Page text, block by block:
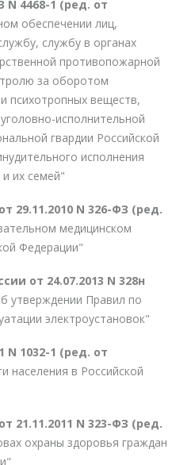
N 4468-1 (ред. от
обеспечении лиц,
службу в органах
противопожарной
за оборотом
психотропных веществ,
исполнительной
гвардии Российской
исполнения
их семей"
29.11.2010 N 326-ФЗ (ред.
медицинском
Федерации"
от 24.07.2013 N 328н
утверждении Правил по
электроустановок"
N 1032-1 (ред. от
населения в Российской
21.11.2011 N 323-ФЗ (ред.
охраны здоровья граждан